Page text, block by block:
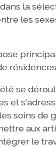
février/
Mai 2025
d'été
Berlin
EXTRA-
Die
la
les
résidences
se
et
soins de
aux
le